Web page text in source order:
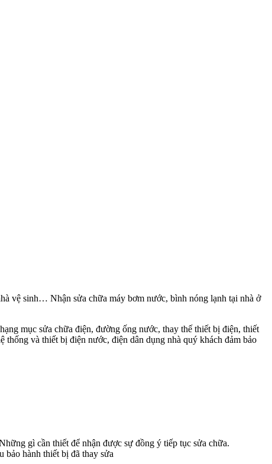
vệ sinh… Nhận sửa chữa máy bơm nước, bình nóng lạnh tại nhà ở
mục sửa chữa điện, đường ống nước, thay thế thiết bị điện, thiết
và thiết bị điện nước, điện dân dụng nhà quý khách đảm bảo
gì cần thiết để nhận được sự đồng ý tiếp tục sửa chữa.
bảo hành thiết bị đã thay sửa